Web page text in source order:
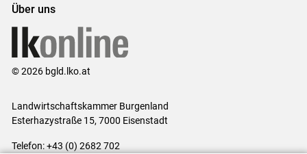
Über uns
© 2026 bgld.lko.at
Landwirtschaftskammer Burgenland
Esterhazystraße 15, 7000 Eisenstadt
Telefon: +43 (0) 2682 702